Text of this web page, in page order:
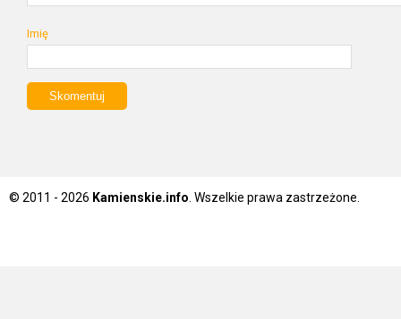
Imię
© 2011 - 2026 Kamienskie.info . Wszelkie prawa zastrzeżone.